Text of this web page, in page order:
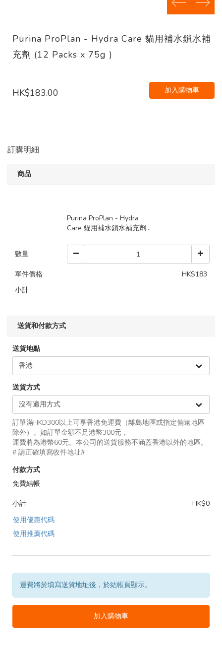
Purina ProPlan - Hydra Care 貓用補水鎖水補
充劑 (12 Packs x 75g )
HK$183.00 加入購物車
訂購明細
商品
Purina ProPlan - Hydra
Care 貓用補水鎖水補充劑...
數量
單件價格
HK$183
小計
送貨和付款方式
送貨地點
送貨方式
訂單滿HKD300以上可享香港免運費（離島地區或指定偏遠地區
除外）。如訂單金額不足港幣300元，
運費將為港幣60元。本公司的送貨服務不涵蓋香港以外的地區。
# 請正確填寫收件地址#
付款方式
免費結帳
小計:
HK$0
使用優惠代碼
使用推薦代碼
運費將於填寫送貨地址後，於結帳頁顯示。
加入購物車